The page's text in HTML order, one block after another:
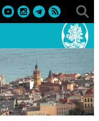
> Activitats literàries